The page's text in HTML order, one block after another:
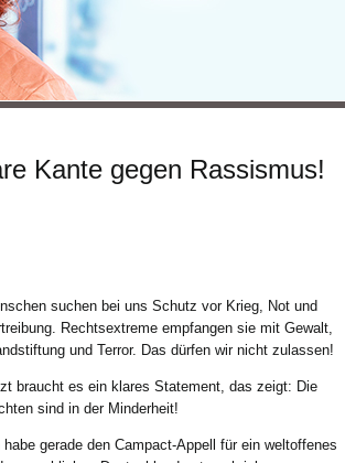
Kante gegen Rassismus!
suchen bei uns Schutz vor Krieg, Not und
Rechtsextreme empfangen sie mit Gewalt,
und Terror. Das dürfen wir nicht zulassen!
braucht es ein klares Statement, das zeigt: Die
sind in der Minderheit!
habe gerade den Campact-Appell für ein weltoffenes